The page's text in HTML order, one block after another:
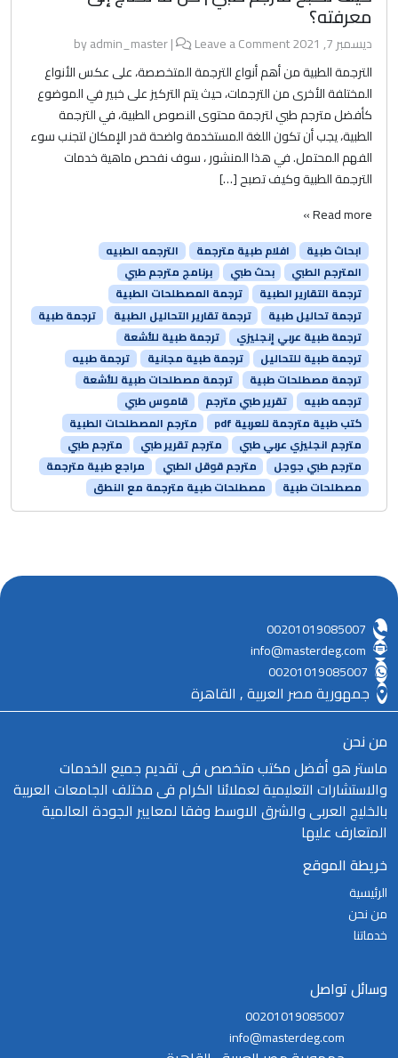
معرفته؟
ديسمبر 7, 2021 admin_master|
Leave a Comment
الترجمة الطبية من أهم أنواع الترجمة المتخصصة، على عكس الأنواع
المختلفة الأخرى من الترجمات، حيث يتم التركيز على خبير في الموضوع
كأفضل مترجم طبي لترجمة محتوى النصوص الطبية، في الترجمة
الطبية، يجب أن تكون اللغة المستخدمة واضحة قدر الإمكان لتجنب سوء
الفهم المحتمل. في هذا المنشور ، سوف نفحص ماهية خدمات
الترجمة الطبية وكيف تصبح […]
Read more »
ابحاث طبية افلام طبية مترجمة
الترجمه الطبيه
المترجم الطبي
بحث طبي
برنامج مترجم طبي
ترجمة التقارير الطبية
ترجمة المصطلحات الطبية
ترجمة تحاليل طبية
ترجمة تقارير التحاليل الطبية
ترجمة طبية
ترجمة طبية عربي إنجليزي
ترجمة طبية للأشعة
ترجمة طبية للتحاليل
ترجمة طبية مجانية
ترجمة طبيه
ترجمة مصطلحات طبية
ترجمة مصطلحات طبية للأشعة
ترجمه طبيه
تقرير طبي مترجم
قاموس طبي
كتب طبية مترجمة للعربية pdf
مترجم المصطلحات الطبية
مترجم انجليزي عربي طبي
مترجم تقرير طبي
مترجم طبي
مترجم طبي جوجل
مترجم قوقل الطبي
مراجع طبية مترجمة
مصطلحات طبية
مصطلحات طبية مترجمة مع النطق
00201019085007
info@masterdeg.com
00201019085007
جمهورية مصر العربية , القاهرة
من نحن
ماستر هو أفضل مكتب متخصص فى تقديم جميع الخدمات
والاستشارات التعليمية لعملائنا الكرام فى مختلف الجامعات العربية
بالخليج العربى والشرق الاوسط وفقا لمعايير الجودة العالمية
المتعارف عليها
خريطة الموقع
الرئيسية
من نحن
خدماتنا
وسائل تواصل
00201019085007
info@masterdeg.com